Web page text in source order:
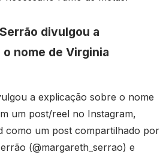
divulgou a
nome de Virginia
a explicação sobre o nome
um post/reel no Instagram,
como um post compartilhado por
(@margareth_serrao) e